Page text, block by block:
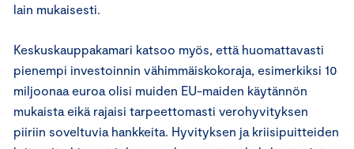
lain mukaisesti.
Keskuskauppakamari katsoo myös, että huomattavasti
pienempi investoinnin vähimmäiskokoraja, esimerkiksi 10
miljoonaa euroa olisi muiden EU-maiden käytännön
mukaista eikä rajaisi tarpeettomasti verohyvityksen
piiriin soveltuvia hankkeita. Hyvityksen ja kriisipuitteiden